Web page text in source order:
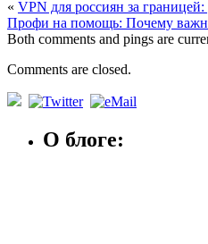
« VPN для россиян за
Профи на помощь: Почему
Both comments and pings are
Comments are closed.
О блоге: